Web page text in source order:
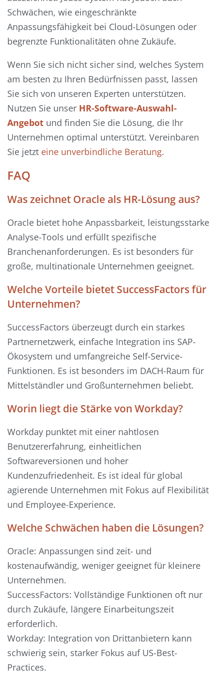
Schwächen, wie eingeschränkte
Anpassungsfähigkeit bei Cloud-Lösungen oder
begrenzte Funktionalitäten ohne Zukäufe.
Wenn Sie sich nicht sicher sind, welches System
am besten zu Ihren Bedürfnissen passt, lassen
Sie sich von unseren Experten unterstützen.
Nutzen Sie unser HR-Software-Auswahl-
Angebot und finden Sie die Lösung, die Ihr
Unternehmen optimal unterstützt. Vereinbaren
Sie jetzt eine unverbindliche Beratung.
FAQ
Was zeichnet Oracle als HR-Lösung aus?
Oracle bietet hohe Anpassbarkeit, leistungsstarke
Analyse-Tools und erfüllt spezifische
Branchenanforderungen. Es ist besonders für
große, multinationale Unternehmen geeignet.
Welche Vorteile bietet SuccessFactors für
Unternehmen?
SuccessFactors überzeugt durch ein starkes
Partnernetzwerk, einfache Integration ins SAP-
Ökosystem und umfangreiche Self-Service-
Funktionen. Es ist besonders im DACH-Raum für
Mittelständler und Großunternehmen beliebt.
Worin liegt die Stärke von Workday?
Workday punktet mit einer nahtlosen
Benutzererfahrung, einheitlichen
Softwareversionen und hoher
Kundenzufriedenheit. Es ist ideal für global
agierende Unternehmen mit Fokus auf Flexibilität
und Employee-Experience.
Welche Schwächen haben die Lösungen?
Oracle: Anpassungen sind zeit- und
kostenaufwändig, weniger geeignet für kleinere
Unternehmen.
SuccessFactors: Vollständige Funktionen oft nur
durch Zukäufe, längere Einarbeitungszeit
erforderlich.
Workday: Integration von Drittanbietern kann
schwierig sein, starker Fokus auf US-Best-
Practices.